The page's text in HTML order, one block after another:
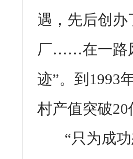
遇，先后创
厂……在一路
迹”。到1993
村产值突破20
“只为成